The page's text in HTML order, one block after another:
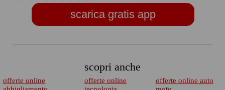
scarica gratis app
scopri anche
offerte online
offerte online
offerte online auto